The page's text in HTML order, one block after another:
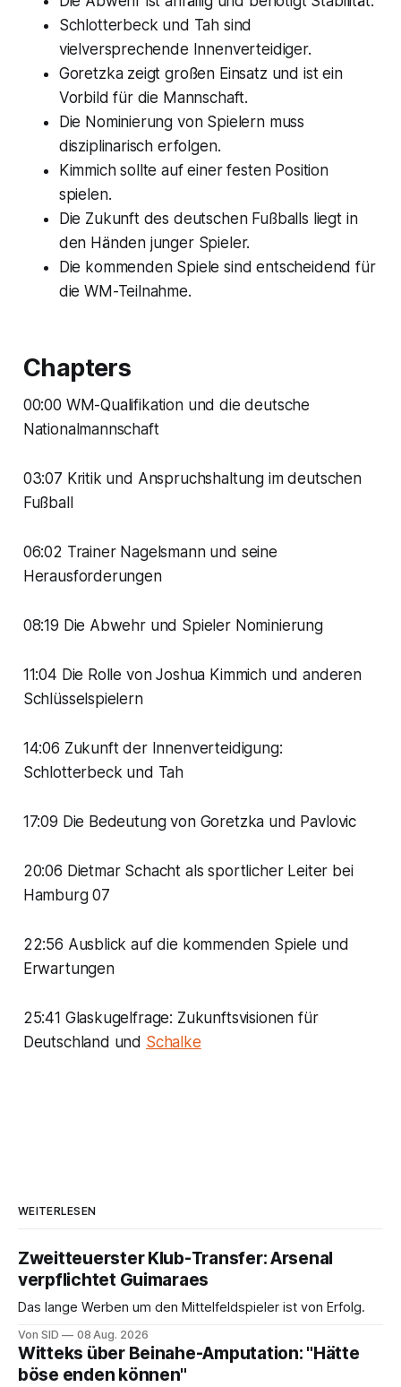
Schlotterbeck und Tah sind
vielversprechende Innenverteidiger.
Goretzka zeigt großen Einsatz und ist ein
Vorbild für die Mannschaft.
Die Nominierung von Spielern muss
disziplinarisch erfolgen.
Kimmich sollte auf einer festen Position
spielen.
Die Zukunft des deutschen Fußballs liegt in
den Händen junger Spieler.
Die kommenden Spiele sind entscheidend für
die WM-Teilnahme.
Chapters
00:00 WM-Qualifikation und die deutsche
Nationalmannschaft
03:07 Kritik und Anspruchshaltung im deutschen
Fußball
06:02 Trainer Nagelsmann und seine
Herausforderungen
08:19 Die Abwehr und Spieler Nominierung
11:04 Die Rolle von Joshua Kimmich und anderen
Schlüsselspielern
14:06 Zukunft der Innenverteidigung:
Schlotterbeck und Tah
17:09 Die Bedeutung von Goretzka und Pavlovic
20:06 Dietmar Schacht als sportlicher Leiter bei
Hamburg 07
22:56 Ausblick auf die kommenden Spiele und
Erwartungen
25:41 Glaskugelfrage: Zukunftsvisionen für
Deutschland und Schalke
WEITERLESEN
Zweitteuerster Klub-Transfer: Arsenal
verpflichtet Guimaraes
Das lange Werben um den Mittelfeldspieler ist von Erfolg.
Von SID 08 Aug. 2026
Witteks über Beinahe-Amputation: "Hätte
böse enden können"